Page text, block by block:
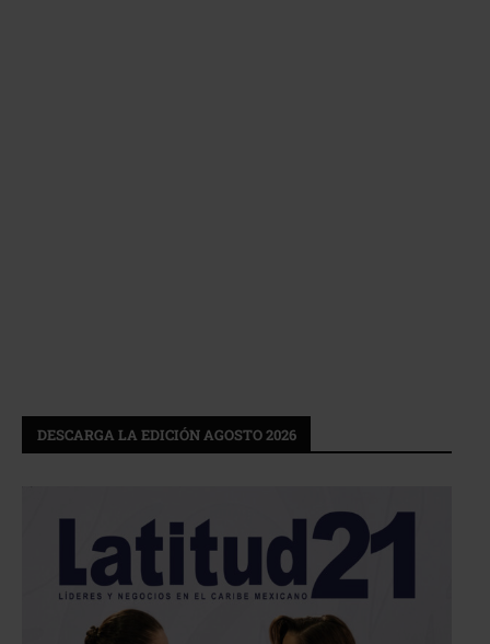
DESCARGA LA EDICIÓN AGOSTO 2026